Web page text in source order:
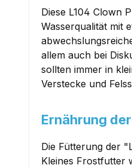
Diese L104 Clown
Wasserqualität mit
allem auch bei
sollten immer in
Verstecke und
Ernährung
Die Fütterung der
Kleines Frostfutter